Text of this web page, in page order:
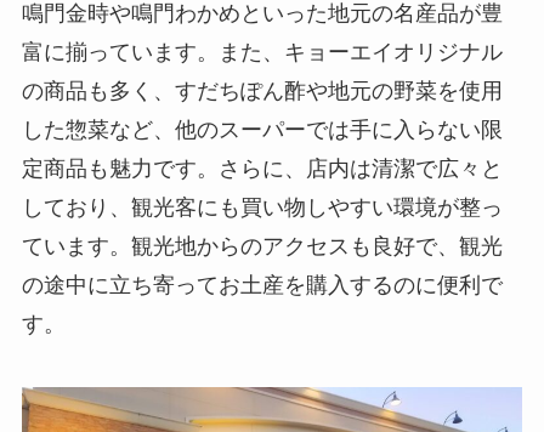
鳴門金時や鳴門わかめといった地元の名産品が豊
富に揃っています。また、キョーエイオリジナル
の商品も多く、すだちぽん酢や地元の野菜を使用
した惣菜など、他のスーパーでは手に入らない限
定商品も魅力です。さらに、店内は清潔で広々と
しており、観光客にも買い物しやすい環境が整っ
ています。観光地からのアクセスも良好で、観光
の途中に立ち寄ってお土産を購入するのに便利で
す。